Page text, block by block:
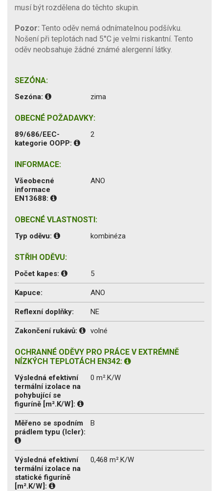
musí být rozdělena do těchto skupin.
Pozor: Tento oděv nemá odnímatelnou podšívku.
Nošení při teplotách nad 5°C je velmi riskantní. Tento
oděv neobsahuje žádné známé alergenní látky.
SEZÓNA:
Sezóna: zima
OBECNÉ POŽADAVKY:
89/686/EEC-
kategorie OOPP:
2
INFORMACE:
Všeobecné
informace
EN13688:
ANO
OBECNÉ VLASTNOSTI:
Typ oděvu: kombinéza
STŘIH ODĚVU:
Počet kapes: 5
Kapuce: ANO
Reflexní doplňky: NE
Zakončení rukávů: volné
OCHRANNÉ ODĚVY PRO PRÁCE V EXTRÉMNĚ
NÍZKÝCH TEPLOTÁCH EN342:
Výsledná efektivní
termální izolace na
pohybující se
figuríně [m².K/W]:
0 m².K/W
Měřeno se spodním
prádlem typu (Icler):
B
Výsledná efektivní
termální izolace na
statické figuríně
[m².K/W]:
0,468 m².K/W